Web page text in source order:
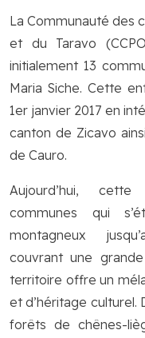
La Communauté des
et du Taravo
initialement 13
Maria Siche. Cette
1er janvier 2017 en
canton de Zicavo
de Cauro.
Aujourd’hui,
communes qui
montagneux
couvrant une
territoire offre un
et d’héritage culturel.
forêts de chênes-